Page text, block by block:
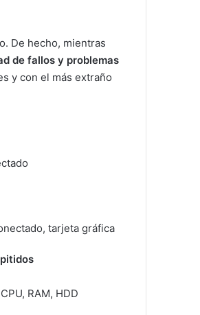
De hecho, mientras
de fallos y problemas
y con el más extraño
tarjeta gráfica
RAM, HDD